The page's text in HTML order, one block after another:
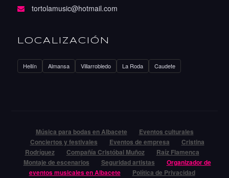
tortolamusic@hotmail.com
LOCALIZACIÓN
Hellín Almansa Villarrobledo La Roda Caudete
Música para bodas en Albacete
Eventos culturales
Conciertos y festivales
Eventos de empresa
Cristina
Rodríguez
Compañía Cristóbal Muñoz
Raíz Flamenca
Montaje de escenarios
Seguridad artistas
Organizador de
eventos musicales en Albacete
Política de Privacidad